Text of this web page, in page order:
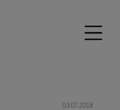
03.07.2018